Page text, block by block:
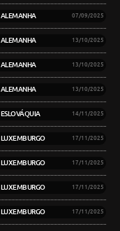
ALEMANHA 07/09/2025
ALEMANHA 13/10/2025
ALEMANHA 13/10/2025
ALEMANHA 13/10/2025
ESLOVÁQUIA 14/11/2025
LUXEMBURGO 17/11/2025
LUXEMBURGO 17/11/2025
LUXEMBURGO 17/11/2025
LUXEMBURGO 17/11/2025